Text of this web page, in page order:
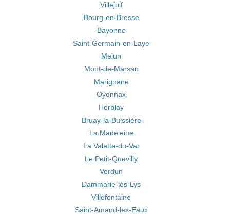
Villejuif
Bourg-en-Bresse
Bayonne
Saint-Germain-en-Laye
Melun
Mont-de-Marsan
Marignane
Oyonnax
Herblay
Bruay-la-Buissière
La Madeleine
La Valette-du-Var
Le Petit-Quevilly
Verdun
Dammarie-lès-Lys
Villefontaine
Saint-Amand-les-Eaux